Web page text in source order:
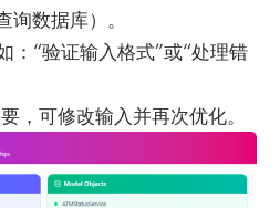
询数据库）。
：“验证输入格式”或“处理错
，可修改输入并再次优化。